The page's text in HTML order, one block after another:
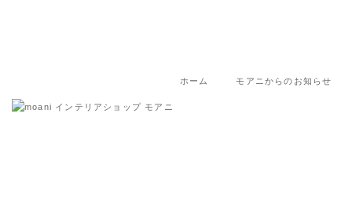
ホーム モアニからのお知らせ